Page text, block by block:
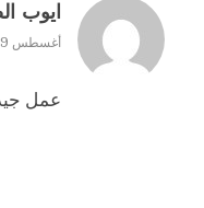
ايوب
أغسطس 19, 2025 الساعة 11:53 م
عمل